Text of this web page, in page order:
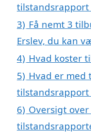
tilstandsrapport
3) Få nemt 3
Erslev, du kan
4) Hvad koster
5) Hvad er med
tilstandsrapport
6) Oversigt